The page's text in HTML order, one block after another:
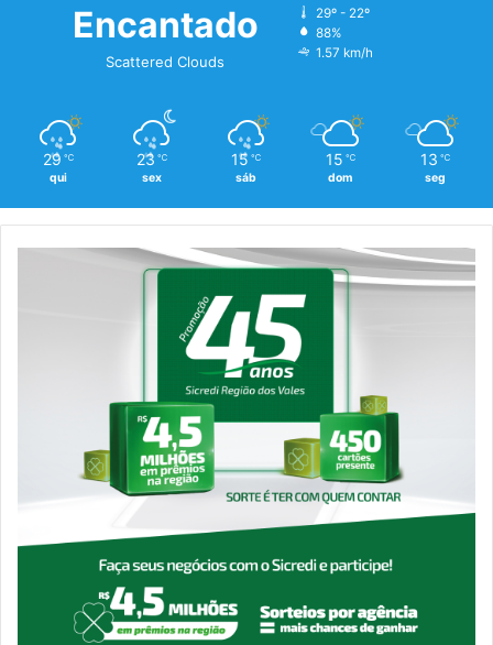
Encantado
Scattered Clouds
29º - 22º
88%
1.57 km/h
29 ℃
qui
23 ℃
sex
15 ℃
sáb
15 ℃
dom
13 ℃
seg